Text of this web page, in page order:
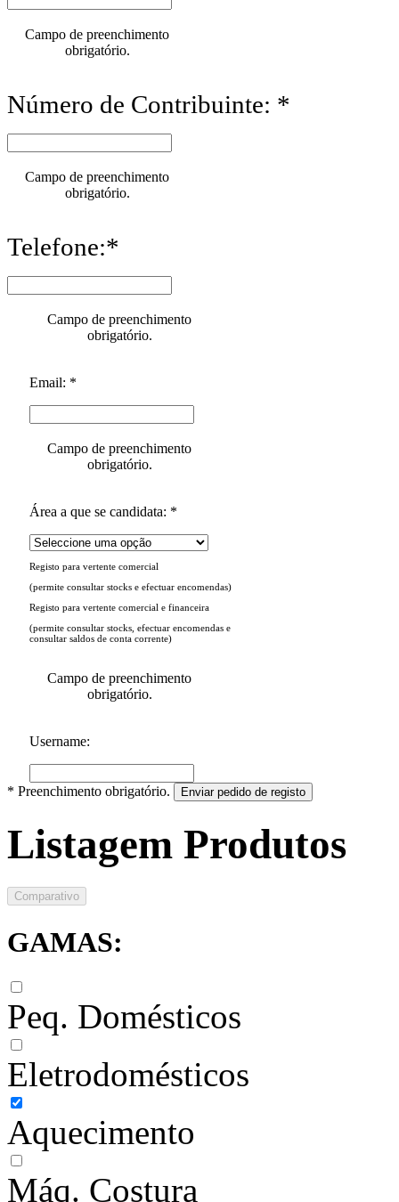
Campo de preenchimento
obrigatório.
Número de Contribuinte: *
Campo de preenchimento
obrigatório.
Telefone:*
Campo de preenchimento
obrigatório.
Email: *
Campo de preenchimento
obrigatório.
Área a que se candidata: *
Registo para vertente comercial
(permite consultar stocks e efectuar encomendas)
Registo para vertente comercial e financeira
(permite consultar stocks, efectuar encomendas e
consultar saldos de conta corrente)
Campo de preenchimento
obrigatório.
Username:
* Preenchimento obrigatório. Enviar pedido de registo
Listagem Produtos
Comparativo
GAMAS:
Peq. Domésticos
Eletrodomésticos
Aquecimento
Máq. Costura